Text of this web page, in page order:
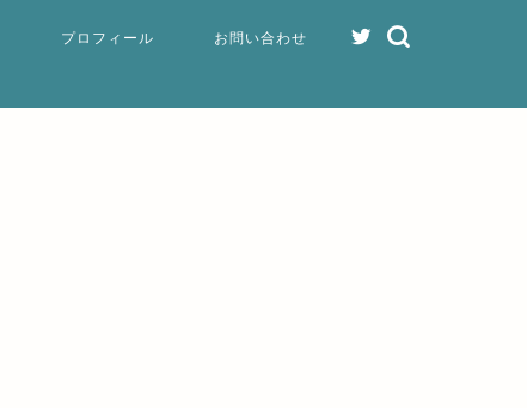
プロフィール お問い合わせ